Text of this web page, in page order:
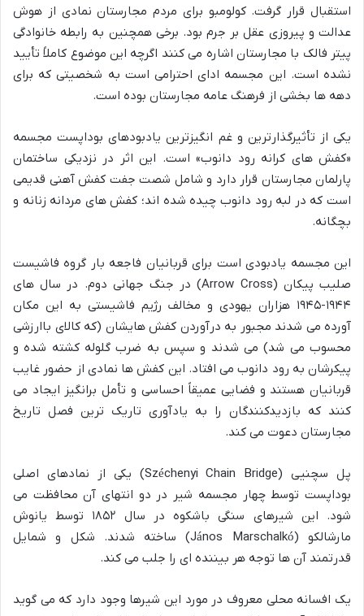
استقبال قرار گرفت. کولومبو برای مردم مجارستان نمادی از هوش
عدالت و پیروزی عقل بر جرم بود. برخی همچنین به رابطه خانوادگی
پیتر فالک با مجارستان اشاره می کنند اگرچه این موضوع کاملاً تأیید
نشده است. این مجسمه ادای احترامی است به شخصیتی که برای
دهه ها بخشی از فرهنگ عامه مجارستان بوده است.
یکی از تأثیرگذارترین و غم انگیزترین یادبودهای بوداپست مجسمه
«کفش های کرانه رود دانوب» است. این اثر در نزدیکی ساختمان
پارلمان مجارستان قرار دارد و شامل شصت جفت کفش آهنی قدیمی
است که در لبه رود دانوب چیده شده اند؛ کفش های مردانه زنانه و
بچگانه.
این مجسمه یادبودی است برای قربانیان فاجعه بار گروه فاشیست
صلیب پیکان (Arrow Cross) در جنگ جهانی دوم. در سال های
۱۹۴۴-۱۹۴۵ هزاران یهودی و مخالف رژیم فاشیستی به این مکان
آورده می شدند مجبور به درآوردن کفش هایشان (که کالای باارزشی
محسوب می شد) می شدند و سپس به ضرب گلوله کشته شده و
پیکرشان به رود دانوب می افتاد. این کفش ها نمادی از حضور غایب
قربانیان هستند و فضایی عمیقاً احساسی و تأمل برانگیز ایجاد می
کنند که بازدیدکنندگان را به یادآوری تاریک ترین فصل تاریخ
مجارستان دعوت می کند.
پل سچنیی (Széchenyi Chain Bridge) یکی از نمادهای اصلی
بوداپست توسط چهار مجسمه شیر در دو انتهای آن محافظت می
شود. این شیرهای سنگی باشکوه در سال ۱۸۵۲ توسط یانوش
مارشالکو (János Marschalkó) ساخته شدند. شکل و شمایل
قدرتمند آن ها توجه هر بیننده ای را جلب می کند.
یک افسانه محلی معروف در مورد این شیرها وجود دارد که می گوید